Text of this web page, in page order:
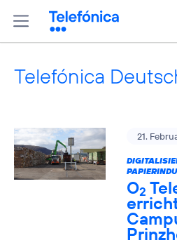
Telefónica
21.
O2